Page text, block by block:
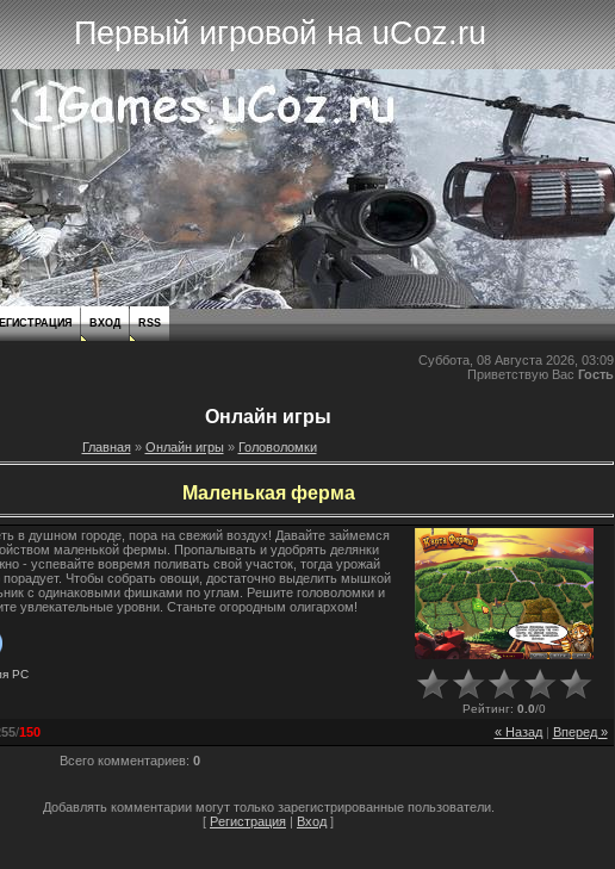
Первый игровой на uCoz.ru
ВХОД RSS
Суббота, 08 Августа 2026, 03:09
Приветствую Вас Гость
Онлайн игры
Главная» Онлайн игры » Головоломки
Маленькая ферма
в душном городе, пора на свежий воздух! Давайте займемся
маленькой фермы. Пропалывать и удобрять делянки
- успевайте вовремя поливать свой участок, тогда урожай
порадует. Чтобы собрать овощи, достаточно выделить мышкой
с одинаковыми фишками по углам. Решите головоломки и
увлекательные уровни. Станьте огородным олигархом!
PC
Рейтинг: 0.0/0
« Назад| Вперед »
/150
Всего комментариев: 0
Добавлять комментарии могут только зарегистрированные пользователи.
[ Регистрация | Вход ]